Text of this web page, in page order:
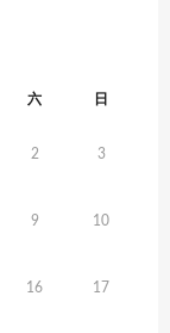
六 日
2 3
9 10
16 17